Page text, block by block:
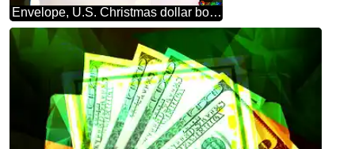
Envelope, U.S. Christmas dollar bokeh background